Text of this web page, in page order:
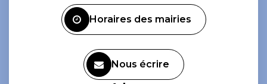
Horaires des mairies
Nous écrire